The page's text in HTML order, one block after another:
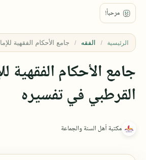
الرئيسية الفقه
جامع الأحكام الفقهية
القرطبي في تفسيره